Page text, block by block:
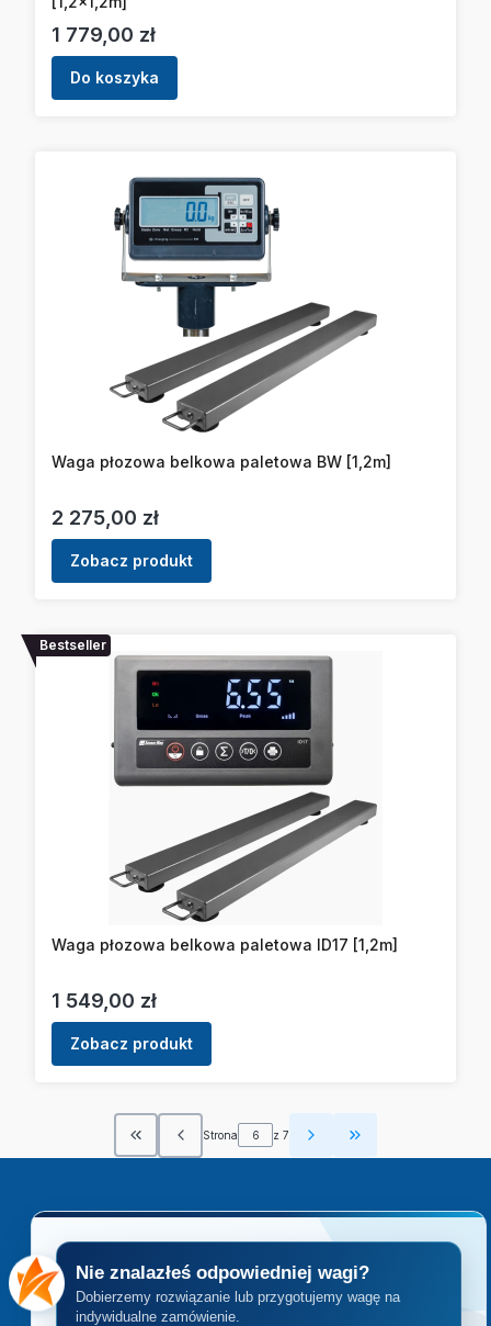
Cena
1 779,00 zł
Do koszyka
Waga płozowa belkowa paletowa BW [1,2m]
Cena
2 275,00 zł
Zobacz produkt
Bestseller
Waga płozowa belkowa paletowa ID17 [1,2m]
Cena
1 549,00 zł
Zobacz produkt
Wróć do pierwszej strony z produktami
Strona z 7 Przejdź do
Nie znalazłeś odpowiedniej wagi?
Dobierzemy rozwiązanie lub przygotujemy wagę na
indywidualne zamówienie.